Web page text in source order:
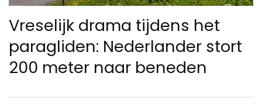
Vreselijk drama tijdens het
paragliden: Nederlander stort
200 meter naar beneden